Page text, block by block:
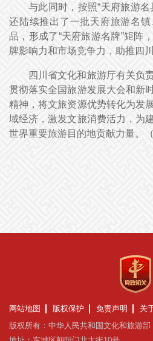
与此同时，按照“天府旅游
还陆续推出了一批天府旅游名
品，形成了“天府旅游名牌”矩阵
牌影响力和市场竞争力，助推四
四川省文化和旅游厅有关负
贯彻落实全国旅游发展大会和新
精神，将文旅资源优势转化为发
域经济，激发文旅消费活力，为
世界重要旅游目的地贡献力量。
网站地图 版权保护 免责声明
关
版权所有：中华人民共和国文化和旅游部